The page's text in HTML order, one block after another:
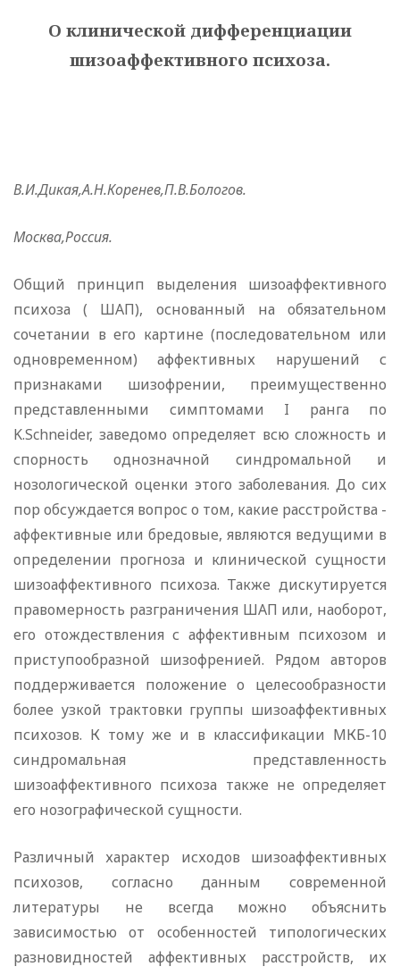
О клинической дифференциации
шизоаффективного психоза.
В.И.Дикая,А.Н.Коренев,П.В.Бологов.
Москва,Россия.
Общий принцип выделения шизоаффективного
психоза ( ШАП), основанный на обязательном
сочетании в его картине (последовательном или
одновременном) аффективных нарушений с
признаками шизофрении, преимущественно
представленными симптомами I ранга по
K.Schneider, заведомо определяет всю сложность и
спорность однозначной синдромальной и
нозологической оценки этого заболевания. До сих
пор обсуждается вопрос о том, какие расстройства -
аффективные или бредовые, являются ведущими в
определении прогноза и клинической сущности
шизоаффективного психоза. Также дискутируется
правомерность разграничения ШАП или, наоборот,
его отождествления с аффективным психозом и
приступообразной шизофренией. Рядом авторов
поддерживается положение о целесообразности
более узкой трактовки группы шизоаффективных
психозов. К тому же и в классификации МКБ-10
синдромальная представленность
шизоаффективного психоза также не определяет
его нозографической сущности.
Различный характер исходов шизоаффективных
психозов, согласно данным современной
литературы не всегда можно объяснить
зависимостью от особенностей типологических
разновидностей аффективных расстройств, их